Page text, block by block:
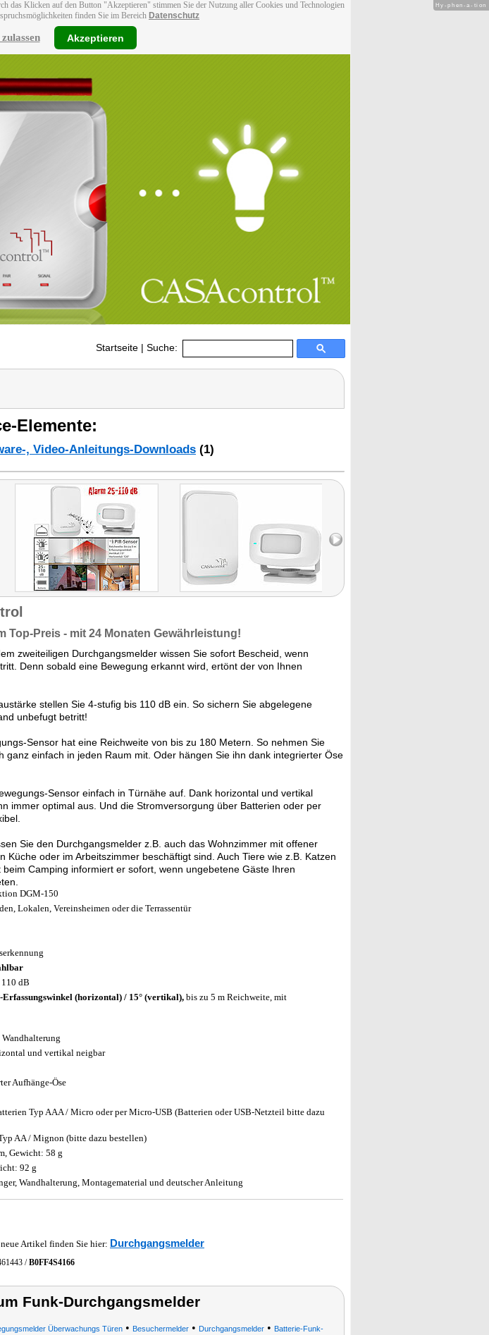
das Klicken auf den Button "Akzeptieren" stimmen Sie der Nutzung aller Cookies und Technologien
finden Sie im Bereich Datenschutz
Akzeptieren
Startseite | Suche:
Elemente:
, Video-Anleitungs-Downloads (1)
Top-Preis - mit 24 Monaten Gewährleistung!
zweiteiligen Durchgangsmelder wissen Sie sofort Bescheid, wenn
Denn sobald eine Bewegung erkannt wird, ertönt der von Ihnen
stellen Sie 4-stufig bis 110 dB ein. So sichern Sie abgelegene
unbefugt betritt!
Sensor hat eine Reichweite von bis zu 180 Metern. So nehmen Sie
ganz einfach in jeden Raum mit. Oder hängen Sie ihn dank integrierter Öse
Sensor einfach in Türnähe auf. Dank horizontal und vertikal
immer optimal aus. Und die Stromversorgung über Batterien oder per
Sie den Durchgangsmelder z.B. auch das Wohnzimmer mit offener
Küche oder im Arbeitszimmer beschäftigt sind. Auch Tiere wie z.B. Katzen
Camping informiert er sofort, wenn ungebetene Gäste Ihren
DGM-150
Lokalen, Vereinsheimen oder die Terrassentür
dB
Erfassungswinkel (horizontal) / 15° (vertikal), bis zu 5 m Reichweite, mit
und vertikal neigbar
Aufhänge-Öse
Typ AAA / Micro oder per Micro-USB (Batterien oder USB-Netzteil bitte dazu
AA / Mignon (bitte dazu bestellen)
Gewicht: 58 g
92 g
Wandhalterung, Montagematerial und deutscher Anleitung
Artikel finden Sie hier: Durchgangsmelder
/B0FF4S4166
Funk-Durchgangsmelder
Überwachungs Türen• Besuchermelder• Durchgangsmelder• Batterie-Funk-
Hy-phen-a-tion